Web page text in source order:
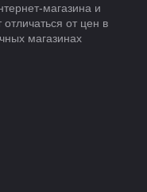
магазина и
отличаться от цен в
магазинах